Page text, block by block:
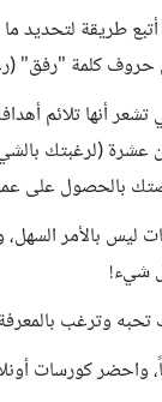
طريقة لتحديد ما
حروف كلمة "رفق"
تشعر أنها تلائم
عشرة (لرغبتك
بالحصول على
ليس بالأمر
شيء!
وترغب
واحضر كورسات